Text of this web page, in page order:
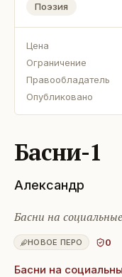
Поэзия
Цена
Ограничение
Правообладатель
Опубликовано
Басни-1
Александр
Басни на
НОВОЕ ПЕРО 0
Басни на